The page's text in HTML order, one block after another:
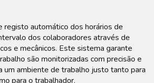
registo automático dos horários de
dos colaboradores através de
e mecânicos. Este sistema garante
são monitorizadas com precisão e
um ambiente de trabalho justo tanto para
para o trabalhador.